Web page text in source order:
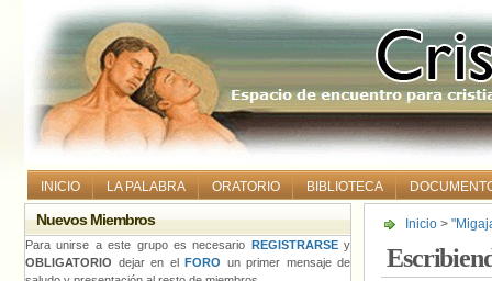
INICIO LA PALABRA ORATORIO BIBLIOTECA
Inicio >
Nuevos Miembros
Para unirse a este grupo es necesario REGISTRARSEy
OBLIGATORIO dejar en el FORO un primer mensaje de